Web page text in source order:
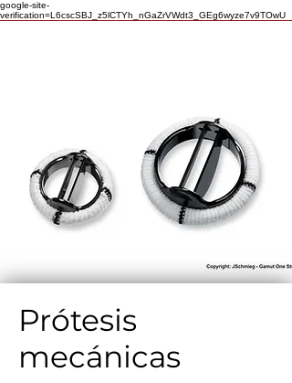
google-site-
verification=L6cscSBJ_z5lCTYh_nGaZrVWdt3_GEg6wyze7v9TOwU
Prótesis
mecánicas